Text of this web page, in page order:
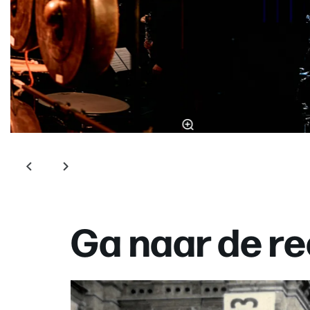
Ga naar de